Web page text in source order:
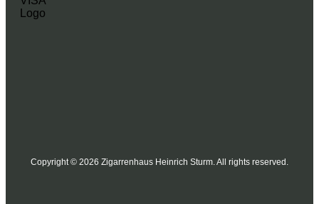
Copyright © 2026 Zigarrenhaus Heinrich Sturm. All rights reserved.